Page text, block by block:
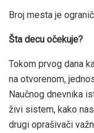
Broj mesta je
Šta decu očekuje?
Tokom prvog dana
na otvorenom,
Naučnog dnevnika
živi sistem, kako
drugi oprašivači